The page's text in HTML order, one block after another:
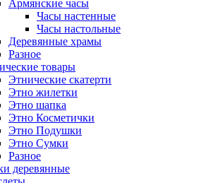
Армянские часы
Часы настенные
Часы настольные
Деревянные храмы
Разное
товары
Этнические скатерти
Этно жилетки
Этно шапка
Этно Косметички
Этно Подушки
Этно Сумки
Разное
деревянные